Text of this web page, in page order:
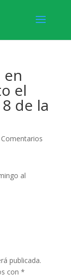
en
el
de la
al
publicada.
con *